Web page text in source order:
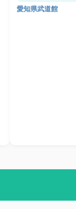
愛知県武道館